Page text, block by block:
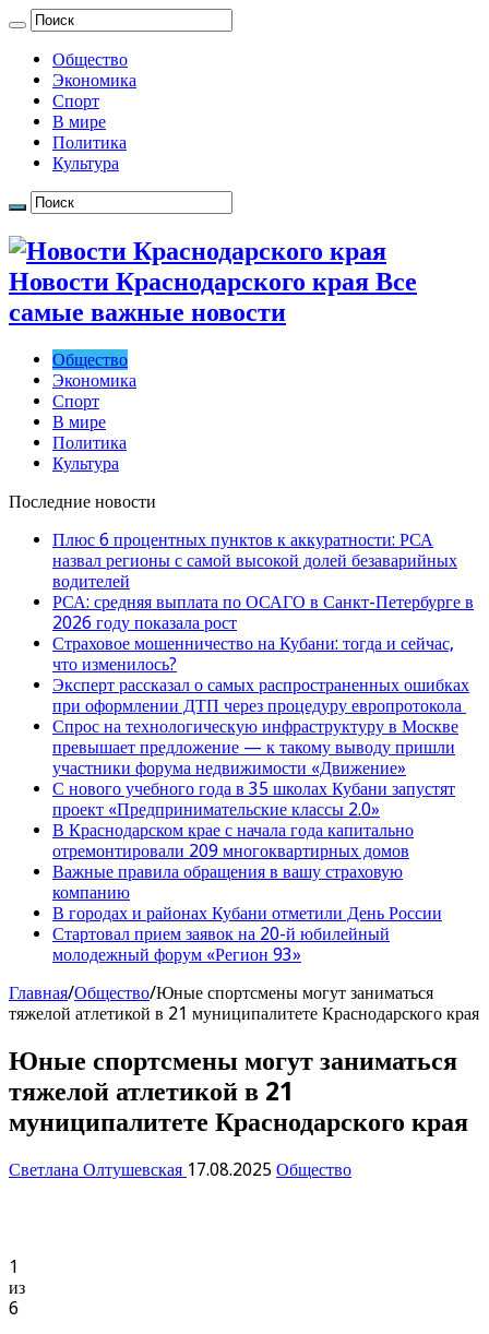
Общество
Экономика
Спорт
В мире
Политика
Культура
Новости Краснодарского края Все
самые важные новости
Общество
Экономика
Спорт
В мире
Политика
Культура
Последние новости
Плюс 6 процентных пунктов к аккуратности: РСА
назвал регионы с самой высокой долей безаварийных
водителей
РСА: средняя выплата по ОСАГО в Санкт-Петербурге в
2026 году показала рост
Страховое мошенничество на Кубани: тогда и сейчас,
что изменилось?
Эксперт рассказал о самых распространенных ошибках
при оформлении ДТП через процедуру европротокола
Спрос на технологическую инфраструктуру в Москве
превышает предложение — к такому выводу пришли
участники форума недвижимости «Движение»
С нового учебного года в 35 школах Кубани запустят
проект «Предпринимательские классы 2.0»
В Краснодарском крае с начала года капитально
отремонтировали 209 многоквартирных домов
Важные правила обращения в вашу страховую
компанию
В городах и районах Кубани отметили День России
Стартовал прием заявок на 20-й юбилейный
молодежный форум «Регион 93»
Главная/Общество/Юные спортсмены могут заниматься
тяжелой атлетикой в 21 муниципалитете Краснодарского края
Юные спортсмены могут заниматься
тяжелой атлетикой в 21
муниципалитете Краснодарского края
Светлана Олтушевская 17.08.2025 Общество
1
из
6